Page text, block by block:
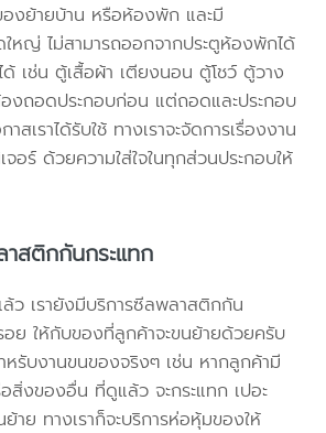
งย้ายบ้าน หรือห้องพัก และมี
ใหญ่ ไม่สามารถออกจากประตูห้องพักได้
ด้ เช่น ตู้เสื้อผ้า เตียงนอน ตู้โชว์ ตู้วาง
งถอดประกอบก่อน แต่ถอดและประกอบ
าสเราได้รับใช้ ทางเราจะจัดการเรื่องงาน
อร์ ด้วยความใส่ใจในทุกส่วนประกอบให้
สติกกันกระแทก
ว เรายังมีบริการซีลพลาสติกกัน
ย ให้กับของที่ลูกค้าจะขนย้ายด้วยครับ
หรับงานขนของจริงๆ เช่น หากลูกค้ามี
งของอื่น ที่ดูแล้ว จะกระแทก เปอะ
าย ทางเราก็จะบริการห่อหุ้มของให้